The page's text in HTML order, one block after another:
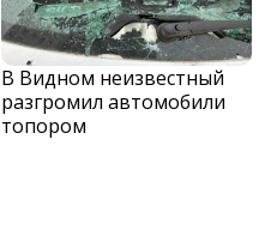
В Видном неизвестный
разгромил автомобили
топором